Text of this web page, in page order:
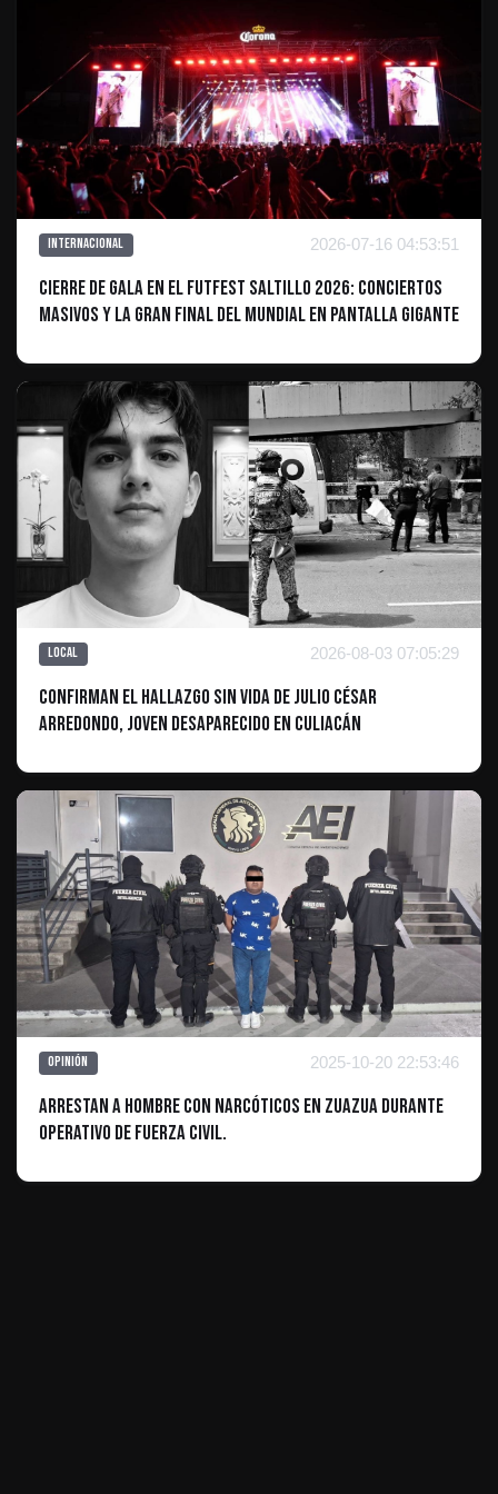
Internacional 2026-07-16 04:53:51
Cierre de gala en el Futfest Saltillo 2026: Conciertos
masivos y la Gran Final del Mundial en pantalla gigante
Local 2026-08-03 07:05:29
Confirman el hallazgo sin vida de Julio César
Arredondo, joven desaparecido en Culiacán
Opinión 2025-10-20 22:53:46
Arrestan a Hombre con Narcóticos en Zuazua Durante
Operativo de Fuerza Civil.